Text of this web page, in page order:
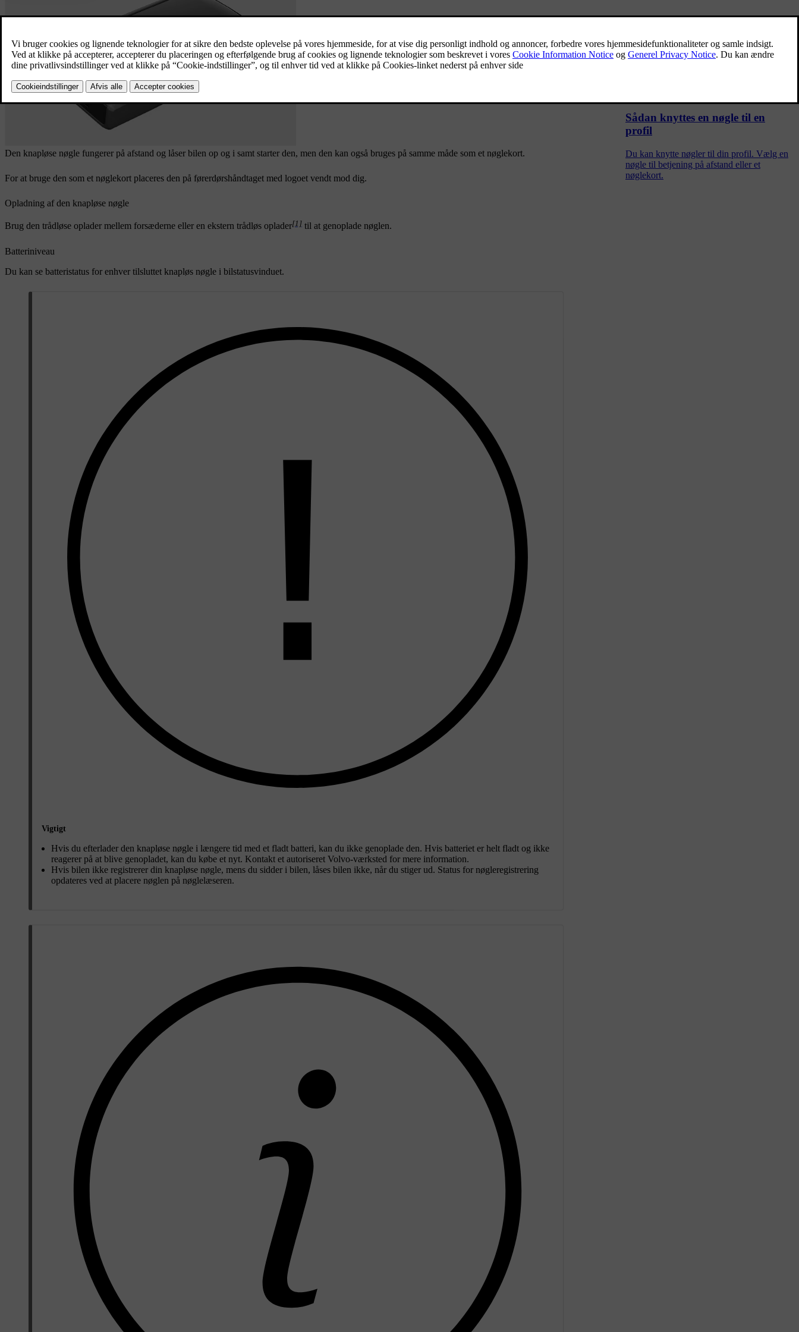
Den knapløse nøgle fungerer på afstand og låser bilen op og i samt starter den, men den kan også bruges på samme måde som et nøglekort.
For at bruge den som et nøglekort placeres den på førerdørshåndtaget med logoet vendt mod dig.
Opladning af den knapløse nøgle
Brug den trådløse oplader mellem forsæderne eller en ekstern trådløs oplader[1] til at genoplade nøglen.
Batteriniveau
Du kan se batteristatus for enhver tilsluttet knapløs nøgle i bilstatusvinduet.
Vigtigt
Hvis du efterlader den knapløse nøgle i længere tid med et fladt batteri, kan du ikke genoplade den. Hvis batteriet er helt fladt og ikke
reagerer på at blive genopladet, kan du købe et nyt. Kontakt et autoriseret Volvo-værksted for mere information.
Hvis bilen ikke registrerer din knapløse nøgle, mens du sidder i bilen, låses bilen ikke, når du stiger ud. Status for nøgleregistrering
opdateres ved at placere nøglen på nøglelæseren.
Du har en række valgmuligheder for låsning
Sådan knyttes en nøgle til en
profil
Du kan knytte nøgler til din profil. Vælg en
nøgle til betjening på afstand eller et
nøglekort.